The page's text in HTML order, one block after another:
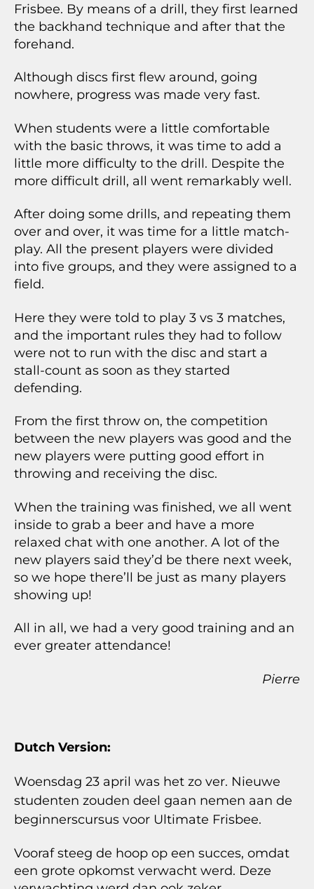
Frisbee. By means of a drill, they first learned
the backhand technique and after that the
forehand.
Although discs first flew around, going
nowhere, progress was made very fast.
When students were a little comfortable
with the basic throws, it was time to add a
little more difficulty to the drill. Despite the
more difficult drill, all went remarkably well.
After doing some drills, and repeating them
over and over, it was time for a little match-
play. All the present players were divided
into five groups, and they were assigned to a
field.
Here they were told to play 3 vs 3 matches,
and the important rules they had to follow
were not to run with the disc and start a
stall-count as soon as they started
defending.
From the first throw on, the competition
between the new players was good and the
new players were putting good effort in
throwing and receiving the disc.
When the training was finished, we all went
inside to grab a beer and have a more
relaxed chat with one another. A lot of the
new players said they’d be there next week,
so we hope there’ll be just as many players
showing up!
All in all, we had a very good training and an
ever greater attendance!
Pierre
Dutch Version:
Woensdag 23 april was het zo ver. Nieuwe
studenten zouden deel gaan nemen aan de
beginnerscursus voor Ultimate Frisbee.
Vooraf steeg de hoop op een succes, omdat
een grote opkomst verwacht werd. Deze